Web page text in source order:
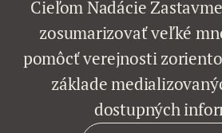
Cieľom Nadácie
zosumarizovať veľké
pomôcť verejnosti
základe
dostupných